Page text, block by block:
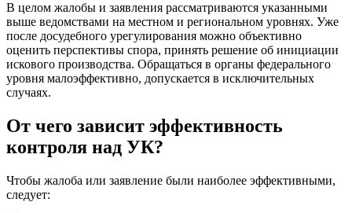
В целом жалобы и заявления рассматриваются указанными
выше ведомствами на местном и региональном уровнях. Уже
после досудебного урегулирования можно объективно
оценить перспективы спора, принять решение об инициации
искового производства. Обращаться в органы федерального
уровня малоэффективно, допускается в исключительных
случаях.
От чего зависит эффективность
контроля над УК?
Чтобы жалоба или заявление были наиболее эффективными,
следует: